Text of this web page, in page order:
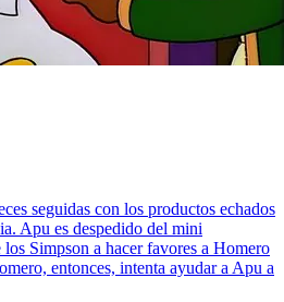
seguidas con los productos echados
Apu es despedido del mini
los Simpson a hacer favores a Homero
entonces, intenta ayudar a Apu a